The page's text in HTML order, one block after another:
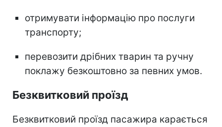
отримувати інформацію про послуги
транспорту;
перевозити дрібних тварин та ручну
поклажу безкоштовно за певних умов.
Безквитковий проїзд
Безквитковий проїзд пасажира карається